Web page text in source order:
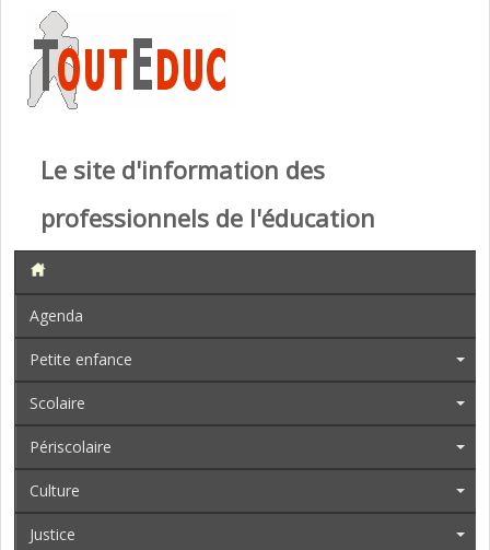
Le site d'information des
professionnels de l'éducation
Agenda
Petite enfance
Scolaire
Périscolaire
Culture
Justice